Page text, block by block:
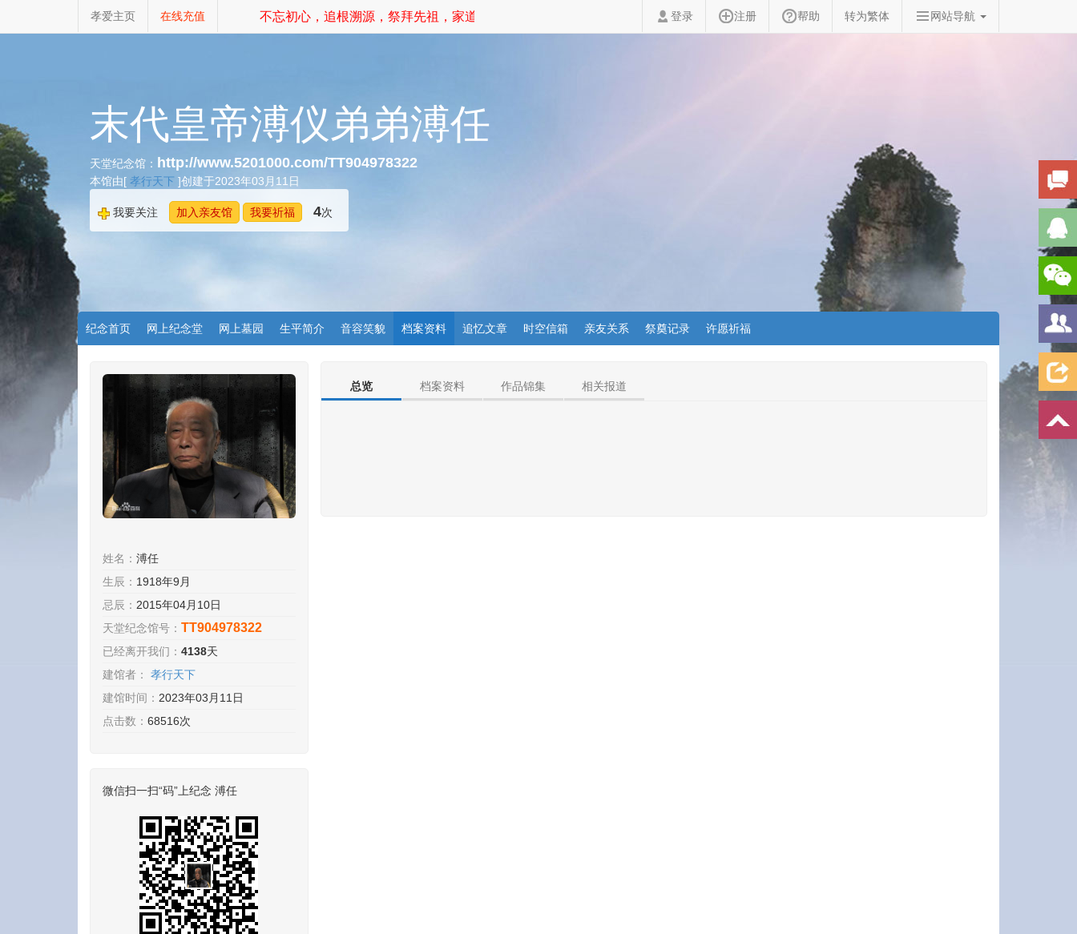
孝爱主页 在线充值 不忘初心，追根溯源，祭拜先祖，家道斐然！ 登录 注册 帮助 转为繁体 网站导航
末代皇帝溥仪弟弟溥任
天堂纪念馆： http://www.5201000.com/TT904978322
本馆由[ 孝行天下 ]创建于2023年03月11日
我要关注 加入亲友馆 我要祈福 4次
纪念首页 网上纪念堂 网上墓园 生平简介 音容笑貌 档案资料 追忆文章 时空信箱 亲友关系 祭奠记录 许愿祈福
姓名： 溥任
生辰： 1918年9月
忌辰： 2015年04月10日
天堂纪念馆号： TT904978322
已经离开我们： 4138天
建馆者：
孝行天下
建馆时间： 2023年03月11日
点击数： 68516次
微信扫一扫“码”上纪念 溥任
总览 档案资料 作品锦集 相关报道